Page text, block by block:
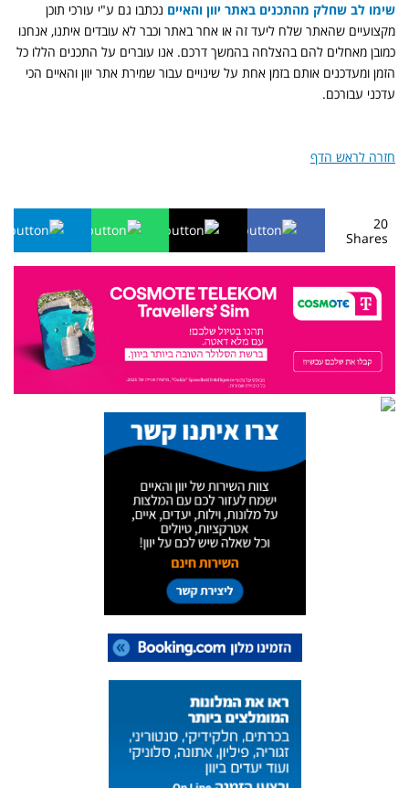
שימו לב שחלק מהתכנים באתר יוון והאיים נכתבו גם ע"י עורכי תוכן
מקצועיים שהאתר שלח ליעד זה או אחר באתר וכבר לא עובדים איתנו, אנחנו
כמובן מאחלים להם בהצלחה בהמשך דרכם. אנו עוברים על התכנים הללו כל
הזמן ומעדכנים אותם בזמן אחת על שינויים עבור שמירת אתר יוון והאיים הכי
עדכני עבורכם.
חזרה לראש הדף
20
Shares